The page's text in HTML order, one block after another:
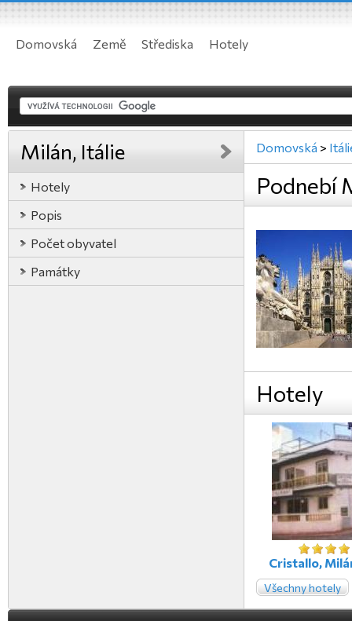
Domovská Země Střediska Hotely
Milán, Itálie
Hotely
Popis
Počet obyvatel
Památky
Domovská >
Podnebí
Hotely
Cristallo,
Všechny hotely